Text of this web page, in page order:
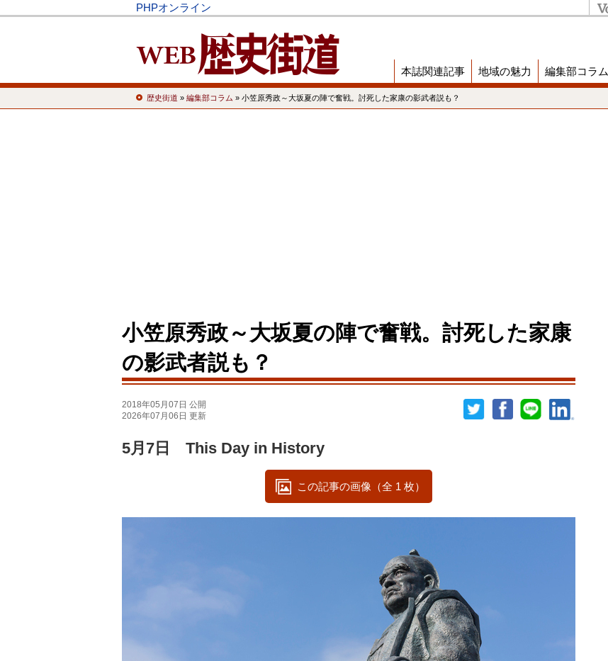
PHPオンライン
本誌関連記事 地域の魅力 編集部コラム
歴史街道 » 編集部コラム » 小笠原秀政～大坂夏の陣で奮戦。討死した家康の影武者説も？
小笠原秀政～大坂夏の陣で奮戦。討死した家康
の影武者説も？
2018年05月07日 公開
2026年07月06日 更新
5月7日 This Day in History
この記事の画像（全 1 枚）